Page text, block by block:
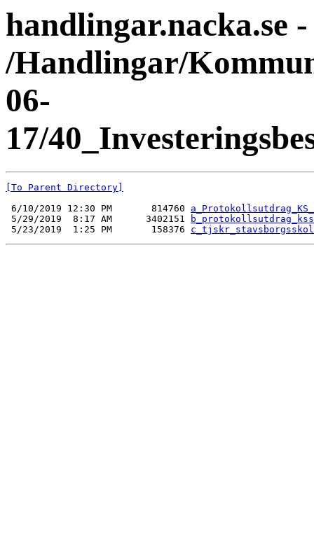
handlingar.nacka.se -
/Handlingar/
06-
17/
[To Parent Directory]
6/10/2019 12:30 PM       814760
5/29/2019  8:17 AM      3402151
5/23/2019  1:25 PM       158376